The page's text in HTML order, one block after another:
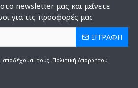
newsletter μας και μείνετε
για τις προσφορές μας
ΕΓΓΡΑΦΗ
αποδέχομαι τους Πολιτική Απορρήτου